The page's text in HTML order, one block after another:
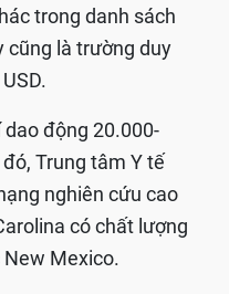
trong danh sách
cũng là trường duy
động 20.000-
Trung tâm Y tế
nghiên cứu cao
có chất lượng
Mexico.